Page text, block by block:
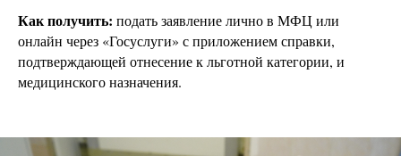
Как получить: подать заявление лично в МФЦ или
онлайн через «Госуслуги» с приложением справки,
подтверждающей отнесение к льготной категории, и
медицинского назначения.